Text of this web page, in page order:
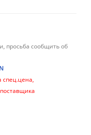
просьба сообщить об
спец.цена,